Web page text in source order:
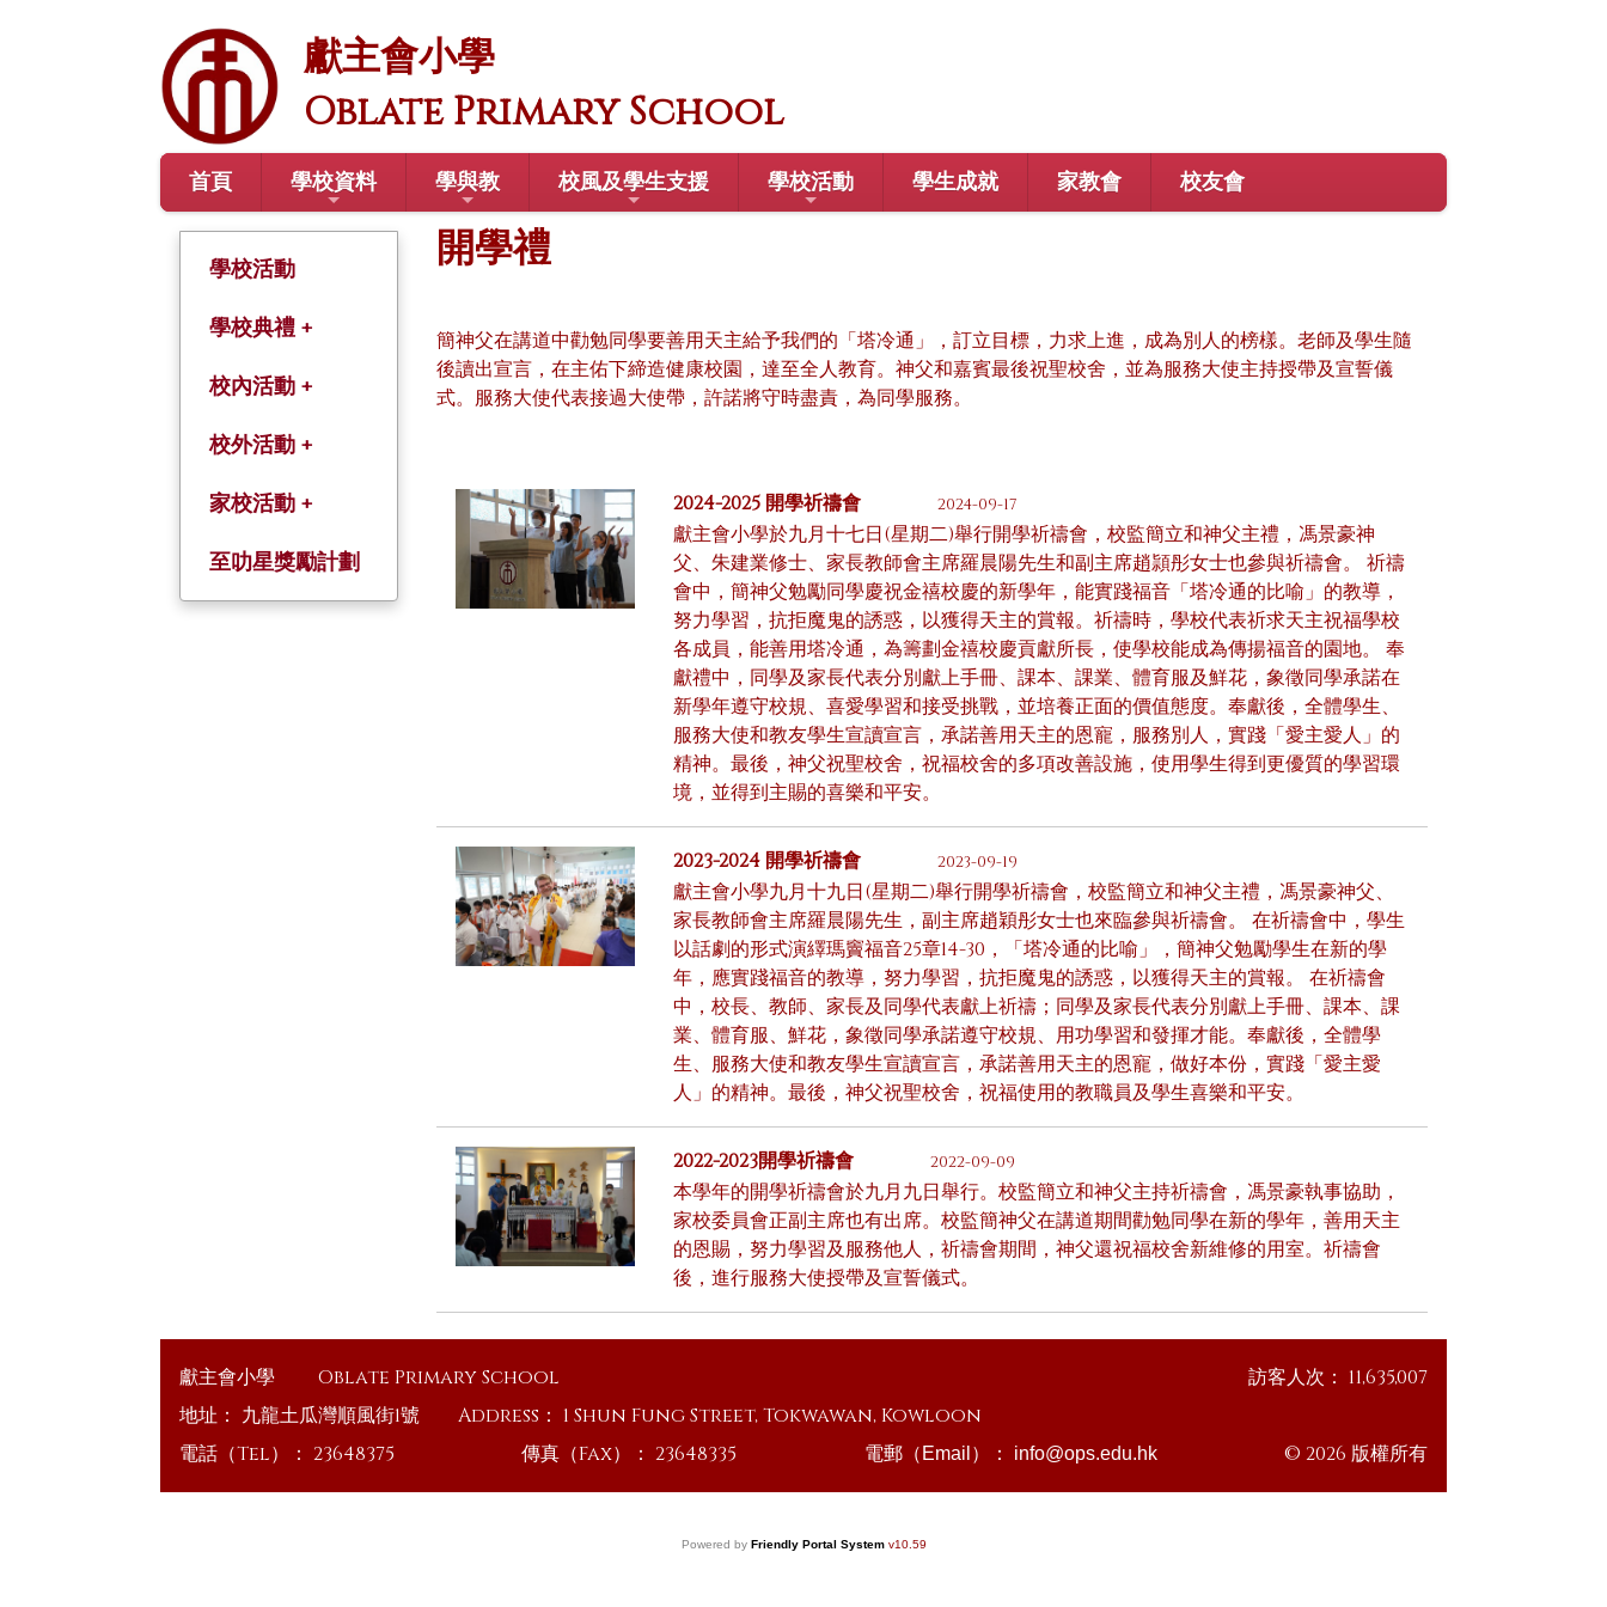
獻主會小學
Oblate Primary School
首頁 學校資料 學與教 校風及學生支援 學校活動 學生成就 家教會 校友會
學校活動
學校典禮 +
開學禮
結業禮
畢業禮
校慶活動
校內活動 +
綜合活動課
學術及體藝課程
服務大使
校外活動 +
學年旅行
全方位學習日
家校活動 +
小一至小五家長
至叻星獎勵計劃
開學禮
簡神父在講道中勸勉同學要善用天主給予我們的「塔冷通」，訂立目標，力求上進，成為別人的榜樣。老師及學生隨
後讀出宣言，在主佑下締造健康校園，達至全人教育。神父和嘉賓最後祝聖校舍，並為服務大使主持授帶及宣誓儀
式。服務大使代表接過大使帶，許諾將守時盡責，為同學服務。
2024-2025 開學祈禱會 2024-09-17
獻主會小學於九月十七日(星期二)舉行開學祈禱會，校監簡立和神父主禮，馮景豪神
父、朱建業修士、家長教師會主席羅晨陽先生和副主席趙頴彤女士也參與祈禱會。 祈禱
會中，簡神父勉勵同學慶祝金禧校慶的新學年，能實踐福音「塔冷通的比喻」的教導，
努力學習，抗拒魔鬼的誘惑，以獲得天主的賞報。祈禱時，學校代表祈求天主祝福學校
各成員，能善用塔冷通，為籌劃金禧校慶貢獻所長，使學校能成為傳揚福音的園地。 奉
獻禮中，同學及家長代表分別獻上手冊、課本、課業、體育服及鮮花，象徵同學承諾在
新學年遵守校規、喜愛學習和接受挑戰，並培養正面的價值態度。奉獻後，全體學生、
服務大使和教友學生宣讀宣言，承諾善用天主的恩寵，服務別人，實踐「愛主愛人」的
精神。最後，神父祝聖校舍，祝福校舍的多項改善設施，使用學生得到更優質的學習環
境，並得到主賜的喜樂和平安。
2023-2024 開學祈禱會 2023-09-19
獻主會小學九月十九日(星期二)舉行開學祈禱會，校監簡立和神父主禮，馮景豪神父、
家長教師會主席羅晨陽先生，副主席趙穎彤女士也來臨參與祈禱會。 在祈禱會中，學生
以話劇的形式演繹瑪竇福音25章14-30，「塔冷通的比喻」，簡神父勉勵學生在新的學
年，應實踐福音的教導，努力學習，抗拒魔鬼的誘惑，以獲得天主的賞報。 在祈禱會
中，校長、教師、家長及同學代表獻上祈禱；同學及家長代表分別獻上手冊、課本、課
業、體育服、鮮花，象徵同學承諾遵守校規、用功學習和發揮才能。奉獻後，全體學
生、服務大使和教友學生宣讀宣言，承諾善用天主的恩寵，做好本份，實踐「愛主愛
人」的精神。最後，神父祝聖校舍，祝福使用的教職員及學生喜樂和平安。
2022-2023開學祈禱會 2022-09-09
本學年的開學祈禱會於九月九日舉行。校監簡立和神父主持祈禱會，馮景豪執事協助，
家校委員會正副主席也有出席。校監簡神父在講道期間勸勉同學在新的學年，善用天主
的恩賜，努力學習及服務他人，祈禱會期間，神父還祝福校舍新維修的用室。祈禱會
後，進行服務大使授帶及宣誓儀式。
獻主會小學 Oblate Primary School 訪客人次： 11,635,007
地址： 九龍土瓜灣順風街1號 Address： 1 Shun Fung Street, Tokwawan, Kowloon
電話（Tel）： 23648375 傳真（Fax）： 23648335 電郵（Email）： info@ops.edu.hk © 2026 版權所有
Powered by Friendly Portal System v10.59